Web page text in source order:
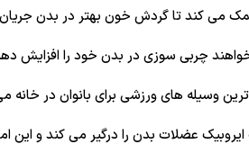
می کند تا گردش خون بهتر در بدن جریان
چربی سوزی در بدن خود را افزایش
وسیله های ورزشی برای بانوان در خانه
ایروبیک عضلات بدن را درگیر می کند و